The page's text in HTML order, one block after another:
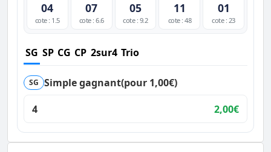
04
cote : 1.5
07
cote : 6.6
05
cote : 9.2
11
cote : 48
01
cote : 23
SG SP CG CP 2sur4 Trio
SG Simple gagnant(pour 1,00€)
4
2,00€